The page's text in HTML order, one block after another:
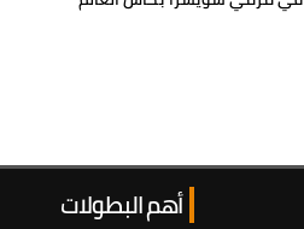
أهم البطولات